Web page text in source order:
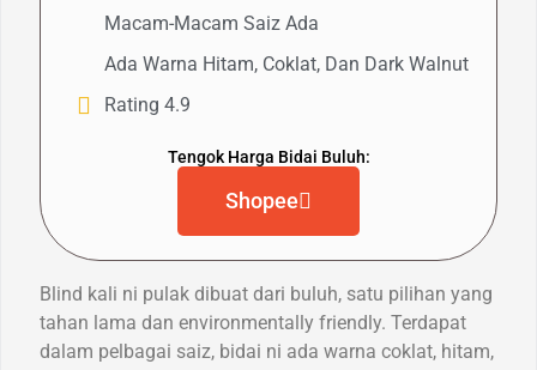
Macam-Macam Saiz Ada
Ada Warna Hitam, Coklat, Dan Dark Walnut
Rating 4.9
Tengok Harga Bidai Buluh:
Shopee
Blind kali ni pulak dibuat dari buluh, satu pilihan yang
tahan lama dan environmentally friendly. Terdapat
dalam pelbagai saiz, bidai ni ada warna coklat, hitam,